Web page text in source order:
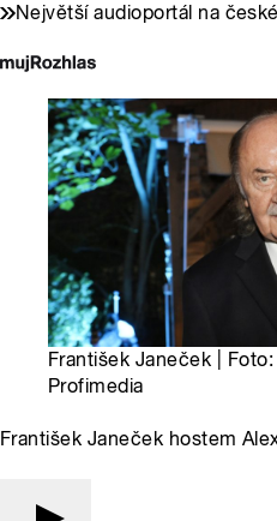
Největší audioportál na
František Janeček | Foto:
Profimedia
František Janeček hostem